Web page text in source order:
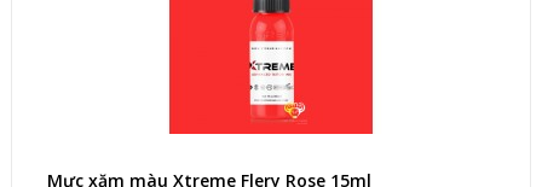
Mực xăm màu Xtreme Flery Rose 15ml